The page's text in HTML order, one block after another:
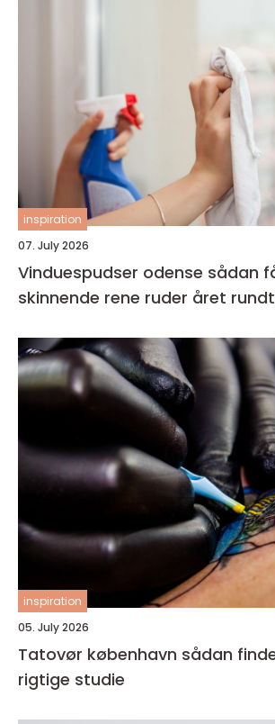
inspiration
07. July 2026
Vinduespudser odense sådan får du
skinnende rene ruder året rundt
inspiration
05. July 2026
Tatovør københavn sådan finder du det
rigtige studie